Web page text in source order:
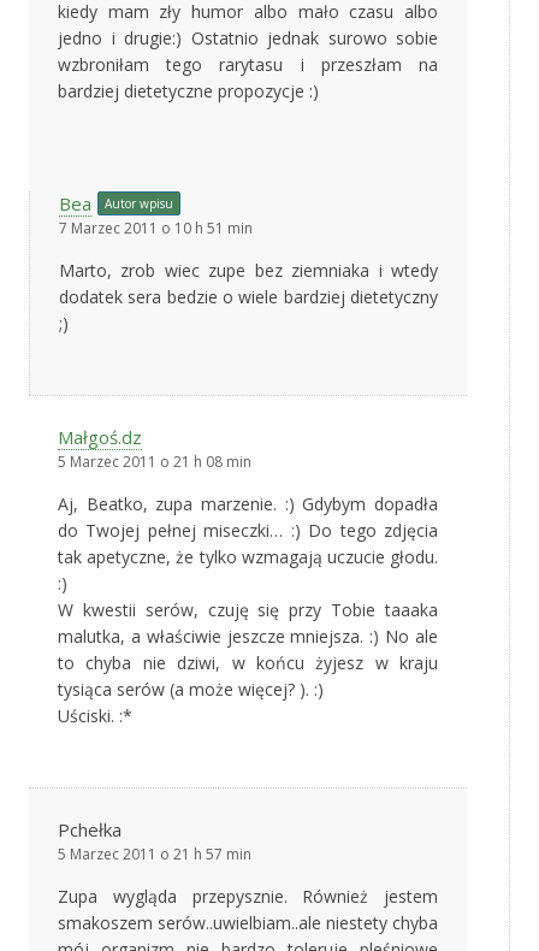
kiedy mam zły humor albo mało czasu albo
jedno i drugie:) Ostatnio jednak surowo sobie
wzbroniłam tego rarytasu i przeszłam na
bardziej dietetyczne propozycje :)
Bea Autor wpisu
7 Marzec 2011 o 10 h 51 min
Marto, zrob wiec zupe bez ziemniaka i wtedy
dodatek sera bedzie o wiele bardziej dietetyczny
;)
Małgoś.dz
5 Marzec 2011 o 21 h 08 min
Aj, Beatko, zupa marzenie. :) Gdybym dopadła
do Twojej pełnej miseczki… :) Do tego zdjęcia
tak apetyczne, że tylko wzmagają uczucie głodu.
:)
W kwestii serów, czuję się przy Tobie taaaka
malutka, a właściwie jeszcze mniejsza. :) No ale
to chyba nie dziwi, w końcu żyjesz w kraju
tysiąca serów (a może więcej? ). :)
Uściski. :*
Pchełka
5 Marzec 2011 o 21 h 57 min
Zupa wygląda przepysznie. Również jestem
smakoszem serów..uwielbiam..ale niestety chyba